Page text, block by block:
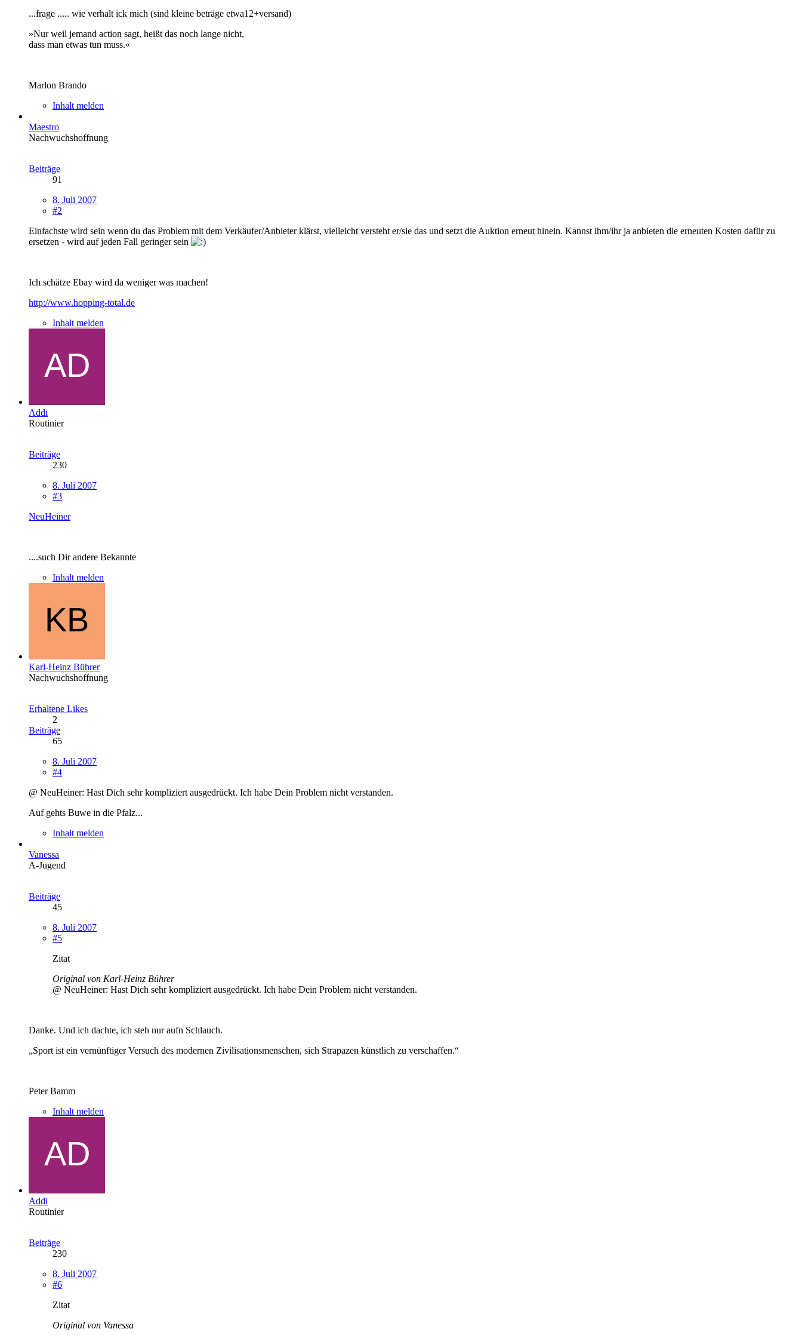
...frage ..... wie verhalt ick mich (sind kleine beträge etwa12+versand)
»Nur weil jemand action sagt, heißt das noch lange nicht,
dass man etwas tun muss.«
Marlon Brando
Inhalt melden
Maestro
Nachwuchshoffnung
Beiträge
91
8. Juli 2007
#2
Einfachste wird sein wenn du das Problem mit dem Verkäufer/Anbieter klärst, vielleicht versteht er/sie das und setzt die Auktion erneut hinein. Kannst ihm/ihr ja anbieten die erneuten Kosten dafür zu
ersetzen - wird auf jeden Fall geringer sein
Ich schätze Ebay wird da weniger was machen!
http://www.hopping-total.de
Inhalt melden
Addi
Routinier
Beiträge
230
8. Juli 2007
#3
NeuHeiner
....such Dir andere Bekannte
Inhalt melden
Karl-Heinz Bührer
Nachwuchshoffnung
Erhaltene Likes
2
Beiträge
65
8. Juli 2007
#4
@ NeuHeiner: Hast Dich sehr kompliziert ausgedrückt. Ich habe Dein Problem nicht verstanden.
Auf gehts Buwe in die Pfalz...
Inhalt melden
Vanessa
A-Jugend
Beiträge
45
8. Juli 2007
#5
Zitat
Original von Karl-Heinz Bührer
@ NeuHeiner: Hast Dich sehr kompliziert ausgedrückt. Ich habe Dein Problem nicht verstanden.
Danke. Und ich dachte, ich steh nur aufn Schlauch.
„Sport ist ein vernünftiger Versuch des modernen Zivilisationsmenschen, sich Strapazen künstlich zu verschaffen.“
Peter Bamm
Inhalt melden
Addi
Routinier
Beiträge
230
8. Juli 2007
#6
Zitat
Original von Vanessa